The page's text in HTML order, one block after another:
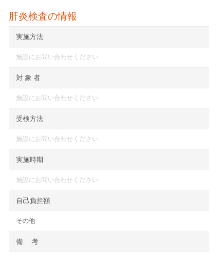
肝炎検査の情報
実施方法
施設にお問い合わせください
対 象 者
施設にお問い合わせください
受検方法
施設にお問い合わせください
実施時期
施設にお問い合わせください
自己負担額
その他
備 考